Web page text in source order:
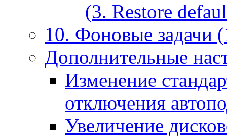
(3. Restore
10. Фоновые задачи
Дополнительные
Изменение
отключения
Увеличение